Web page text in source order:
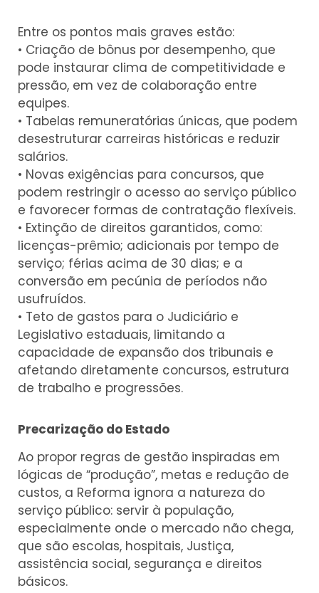
Entre os pontos mais graves estão:
• Criação de bônus por desempenho, que
pode instaurar clima de competitividade e
pressão, em vez de colaboração entre
equipes.
• Tabelas remuneratórias únicas, que podem
desestruturar carreiras históricas e reduzir
salários.
• Novas exigências para concursos, que
podem restringir o acesso ao serviço público
e favorecer formas de contratação flexíveis.
• Extinção de direitos garantidos, como:
licenças-prêmio; adicionais por tempo de
serviço; férias acima de 30 dias; e a
conversão em pecúnia de períodos não
usufruídos.
• Teto de gastos para o Judiciário e
Legislativo estaduais, limitando a
capacidade de expansão dos tribunais e
afetando diretamente concursos, estrutura
de trabalho e progressões.
Precarização do Estado
Ao propor regras de gestão inspiradas em
lógicas de “produção”, metas e redução de
custos, a Reforma ignora a natureza do
serviço público: servir à população,
especialmente onde o mercado não chega,
que são escolas, hospitais, Justiça,
assistência social, segurança e direitos
básicos.